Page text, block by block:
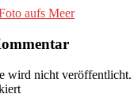
aufs Meer
wird nicht veröffentlicht.